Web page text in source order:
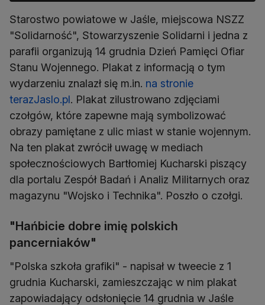
Starostwo powiatowe w Jaśle, miejscowa NSZZ
"Solidarność", Stowarzyszenie Solidarni i jedna z
parafii organizują 14 grudnia Dzień Pamięci Ofiar
Stanu Wojennego. Plakat z informacją o tym
wydarzeniu znalazł się m.in. na stronie
terazJaslo.pl. Plakat zilustrowano zdjęciami
czołgów, które zapewne mają symbolizować
obrazy pamiętane z ulic miast w stanie wojennym.
Na ten plakat zwrócił uwagę w mediach
społecznościowych Bartłomiej Kucharski piszący
dla portalu Zespół Badań i Analiz Militarnych oraz
magazynu "Wojsko i Technika". Poszło o czołgi.
"Hańbicie dobre imię polskich
pancerniaków"
"Polska szkoła grafiki" - napisał w tweecie z 1
grudnia Kucharski, zamieszczając w nim plakat
zapowiadający odsłonięcie 14 grudnia w Jaśle